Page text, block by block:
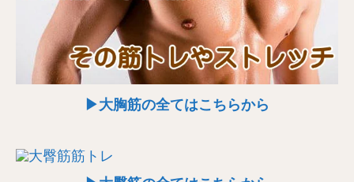
▶大胸筋の全てはこちらから